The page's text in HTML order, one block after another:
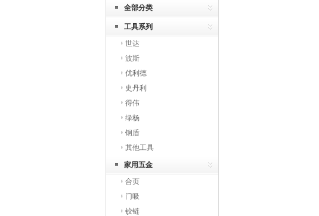
全部分类
工具系列
世达
波斯
优利德
史丹利
得伟
绿杨
钢盾
其他工具
家用五金
合页
门吸
铰链